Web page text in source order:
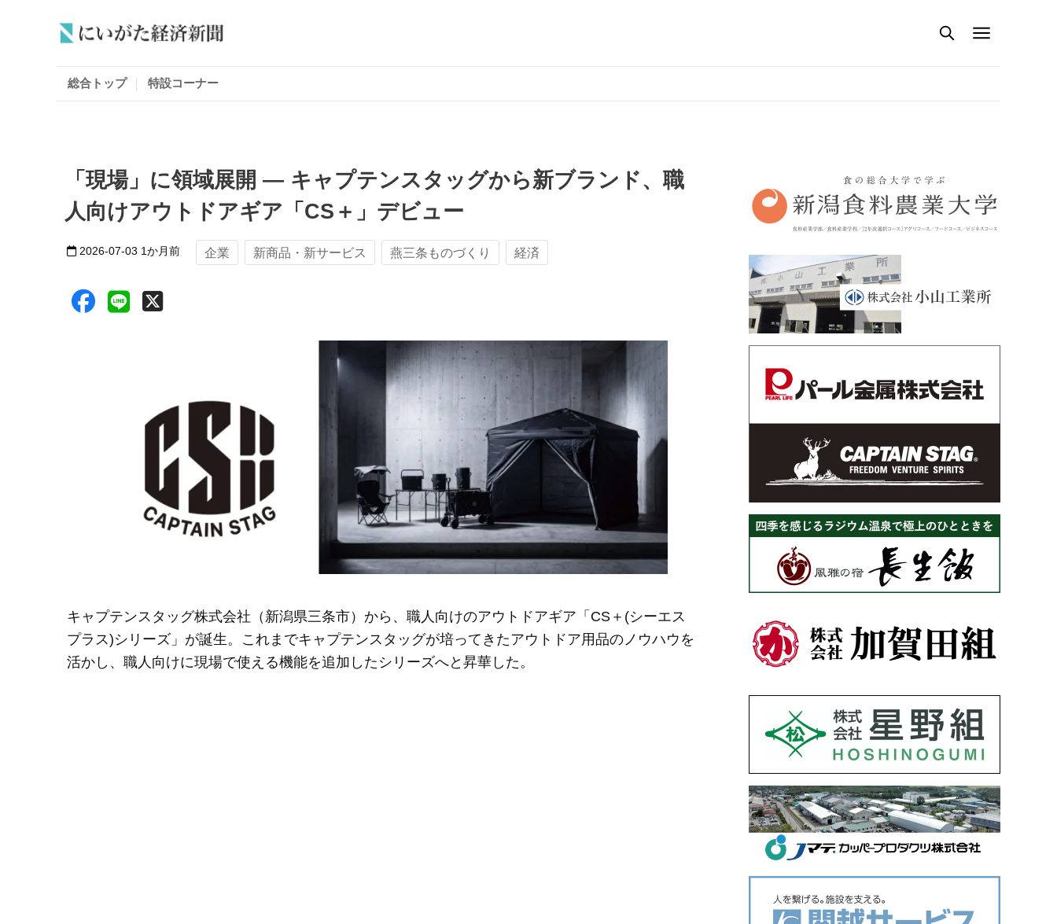
総合トップ 特設コーナー
「現場」に領域展開 ― キャプテンスタッグから新ブランド、職
人向けアウトドアギア「CS＋」デビュー
2026-07-03 1か月前 企業 新商品・新サービス 燕三条ものづくり 経済
キャプテンスタッグ株式会社（新潟県三条市）から、職人向けのアウトドアギア「CS＋(シーエス
プラス)シリーズ」が誕生。これまでキャプテンスタッグが培ってきたアウトドア用品のノウハウを
活かし、職人向けに現場で使える機能を追加したシリーズへと昇華した。